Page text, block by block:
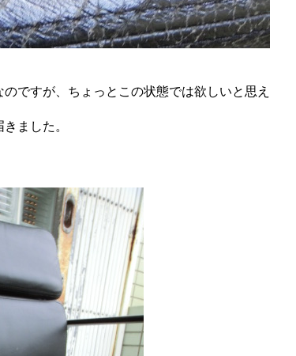
ですが、ちょっとこの状態では欲しいと思え
ました。